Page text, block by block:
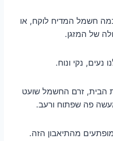
חשמל המדיח לוקח, או
של המזגן.
נעים, נקי ונוח.
הבית, זרם החשמל שועט
פה שפתוח ורעב.
מהתיאבון הזה.